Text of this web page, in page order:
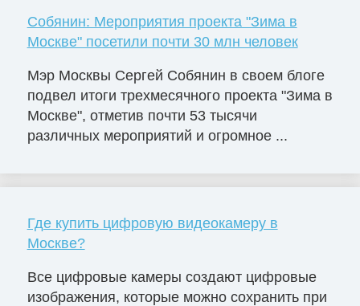
Собянин: Мероприятия проекта "Зима в
Москве" посетили почти 30 млн человек
Мэр Москвы Сергей Собянин в своем блоге
подвел итоги трехмесячного проекта "Зима в
Москве", отметив почти 53 тысячи
различных мероприятий и огромное ...
Где купить цифровую видеокамеру в
Москве?
Все цифровые камеры создают цифровые
изображения, которые можно сохранить при